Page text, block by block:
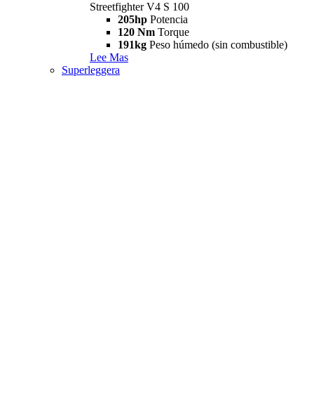
Streetfighter V4 S 100
205hp Potencia
120 Nm Torque
191kg Peso húmedo (sin combustible)
Lee Mas
Superleggera